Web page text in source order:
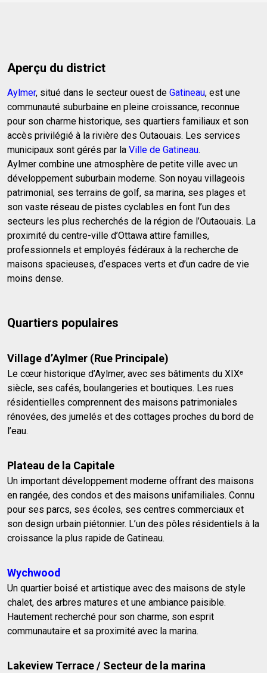
Aperçu du district
Aylmer, situé dans le secteur ouest de Gatineau, est une
communauté suburbaine en pleine croissance, reconnue
pour son charme historique, ses quartiers familiaux et son
accès privilégié à la rivière des Outaouais. Les services
municipaux sont gérés par la Ville de Gatineau.
Aylmer combine une atmosphère de petite ville avec un
développement suburbain moderne. Son noyau villageois
patrimonial, ses terrains de golf, sa marina, ses plages et
son vaste réseau de pistes cyclables en font l’un des
secteurs les plus recherchés de la région de l’Outaouais. La
proximité du centre-ville d’Ottawa attire familles,
professionnels et employés fédéraux à la recherche de
maisons spacieuses, d’espaces verts et d’un cadre de vie
moins dense.
Quartiers populaires
Village d’Aylmer (Rue Principale)
Le cœur historique d’Aylmer, avec ses bâtiments du XIXᵉ
siècle, ses cafés, boulangeries et boutiques. Les rues
résidentielles comprennent des maisons patrimoniales
rénovées, des jumelés et des cottages proches du bord de
l’eau.
Plateau de la Capitale
Un important développement moderne offrant des maisons
en rangée, des condos et des maisons unifamiliales. Connu
pour ses parcs, ses écoles, ses centres commerciaux et
son design urbain piétonnier. L’un des pôles résidentiels à la
croissance la plus rapide de Gatineau.
Wychwood
Un quartier boisé et artistique avec des maisons de style
chalet, des arbres matures et une ambiance paisible.
Hautement recherché pour son charme, son esprit
communautaire et sa proximité avec la marina.
Lakeview Terrace / Secteur de la marina